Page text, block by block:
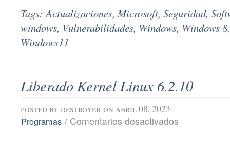
Tags:Actualizaciones,Microsoft, Seguridad,
windows, Vulnerabilidades, Windows, Windows 8
Windows11
Liberado Kernel Linux 6.2.10
posted by destroyer on abril 08, 2023
Programas / Comentarios desactivados